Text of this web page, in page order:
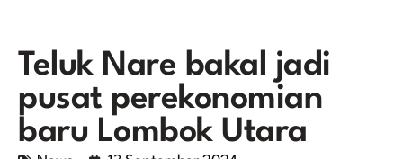
Teluk Nare bakal jadi
pusat perekonomian
baru Lombok Utara